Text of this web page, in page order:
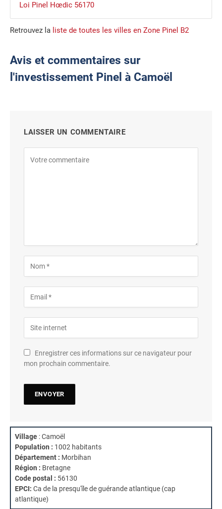
Loi Pinel Hœdic 56170
Retrouvez la liste de toutes les villes en Zone Pinel B2
Avis et commentaires sur
l'investissement Pinel à Camoël
LAISSER UN COMMENTAIRE
Enregistrer ces informations sur ce navigateur pour
mon prochain commentaire.
Village : Camoël
Population : 1002 habitants
Département : Morbihan
Région : Bretagne
Code postal : 56130
EPCI: Ca de la presqu'île de guérande atlantique (cap
atlantique)